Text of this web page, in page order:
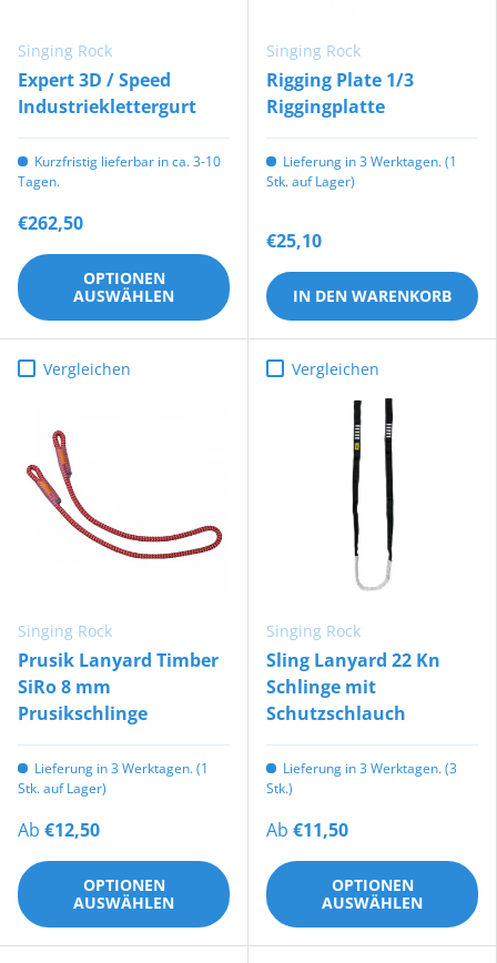
Singing Rock
Expert 3D / Speed
Industrieklettergurt
Kurzfristig lieferbar in ca. 3-10
Tagen.
€262,50
OPTIONEN
AUSWÄHLEN
Singing Rock
Rigging Plate 1/3
Riggingplatte
Lieferung in 3 Werktagen. (1
Stk. auf Lager)
€25,10
IN DEN WARENKORB
Vergleichen
Singing Rock
Prusik Lanyard Timber
SiRo 8 mm
Prusikschlinge
Lieferung in 3 Werktagen. (1
Stk. auf Lager)
Ab €12,50
OPTIONEN
AUSWÄHLEN
Vergleichen
Singing Rock
Sling Lanyard 22 Kn
Schlinge mit
Schutzschlauch
Lieferung in 3 Werktagen. (3
Stk.)
Ab €11,50
OPTIONEN
AUSWÄHLEN